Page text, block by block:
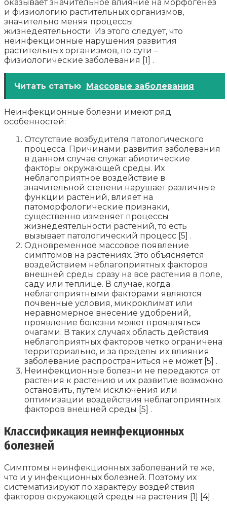
оказывает значительное влияние на морфогенез
и физиологию растительных организмов,
значительно меняя процессы
жизнедеятельности. Из этого следует, что
неинфекционные нарушения развития
растительных организмов, по сути –
физиологические заболевания [1] .
Читать статью Массовые заболевания
Неинфекционные болезни имеют ряд
особенностей:
Отсутствие возбудителя патологического
процесса. Причинами развития заболевания
в данном случае служат абиотические
факторы окружающей среды. Их
неблагоприятное воздействие в
значительной степени нарушает различные
функции растений, влияет на
патоморфологические признаки,
существенно изменяет процессы
жизнедеятельности растений, то есть
вызывает патологический процесс [5] .
Одновременное массовое появление
симптомов на растениях. Это объясняется
воздействием неблагоприятных факторов
внешней среды сразу на все растения в поле,
саду или теплице. В случае, когда
неблагоприятными факторами являются
почвенные условия, микроклимат или
неравномерное внесение удобрений,
проявление болезни может проявляться
очагами. В таких случаях область действия
неблагоприятных факторов четко ограничена
территориально, и за пределы их влияния
заболевание распространиться не может [5] .
Неинфекционные болезни не передаются от
растения к растению и их развитие возможно
остановить, путем исключения или
оптимизации воздействия неблагоприятных
факторов внешней среды [5] .
Классификация неинфекционных
болезней
Симптомы неинфекционных заболеваний те же,
что и у инфекционных болезней. Поэтому их
систематизируют по характеру воздействия
факторов окружающей среды на растения [1] [4] .